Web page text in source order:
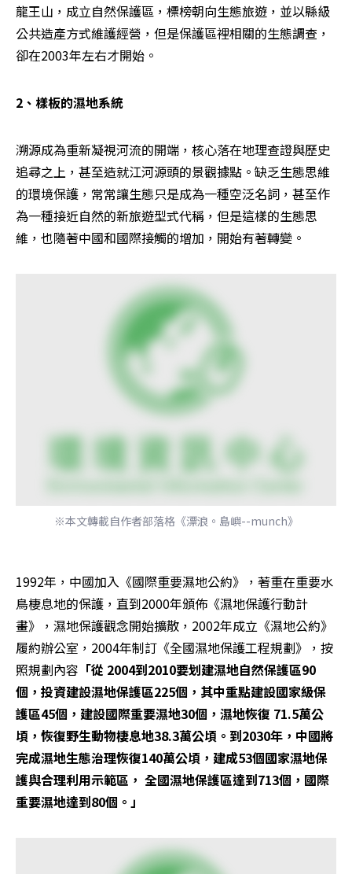
龍王山，成立自然保護區，標榜朝向生態旅遊，並以縣級
公共造產方式維護經營，但是保護區裡相關的生態調查，
卻在2003年左右才開始。
2、樣板的濕地系統
溯源成為重新凝視河流的開端，核心落在地理查證與歷史
追尋之上，甚至造就江河源頭的景觀據點。缺乏生態思維
的環境保護，常常讓生態只是成為一種空泛名詞，甚至作
為一種接近自然的新旅遊型式代稱，但是這樣的生態思
維，也隨著中國和國際接觸的增加，開始有著轉變。
※本文轉載自作者部落格《漂浪。島嶼--munch》
1992年，中國加入《國際重要濕地公約》，著重在重要水
鳥棲息地的保護，直到2000年頒佈《濕地保護行動計
畫》，濕地保護觀念開始擴散，2002年成立《濕地公約》
履約辦公室，2004年制訂《全國濕地保護工程規劃》，按
照規劃內容 「從 2004到2010要划建濕地自然保護區90
個，投資建設濕地保護區225個，其中重點建設國家級保
護區45個，建設國際重要濕地30個，濕地恢復 71.5萬公
頃，恢復野生動物棲息地38.3萬公頃。到2030年，中國將
完成濕地生態治理恢復140萬公頃，建成53個國家濕地保
護與合理利用示範區， 全國濕地保護區達到713個，國際
重要濕地達到80個。」